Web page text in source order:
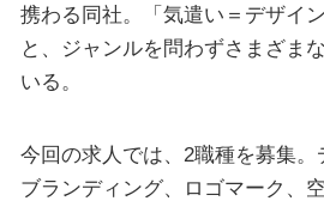
携わる同社。「気遣い＝デザイ
と、ジャンルを問わずさまざま
いる。
今回の求人では、2職種を募集
ブランディング、ロゴマーク、